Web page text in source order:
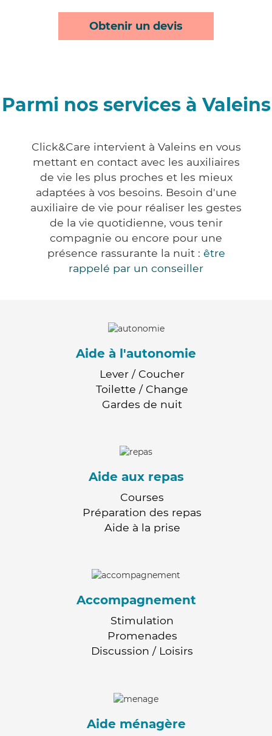
Obtenir un devis
Parmi nos services à Valeins
Click&Care intervient à Valeins en vous
mettant en contact avec les auxiliaires
de vie les plus proches et les mieux
adaptées à vos besoins. Besoin d'une
auxiliaire de vie pour réaliser les gestes
de la vie quotidienne, vous tenir
compagnie ou encore pour une
présence rassurante la nuit : être
rappelé par un conseiller
Aide à l'autonomie
Lever / Coucher
Toilette / Change
Gardes de nuit
Aide aux repas
Courses
Préparation des repas
Aide à la prise
Accompagnement
Stimulation
Promenades
Discussion / Loisirs
Aide ménagère